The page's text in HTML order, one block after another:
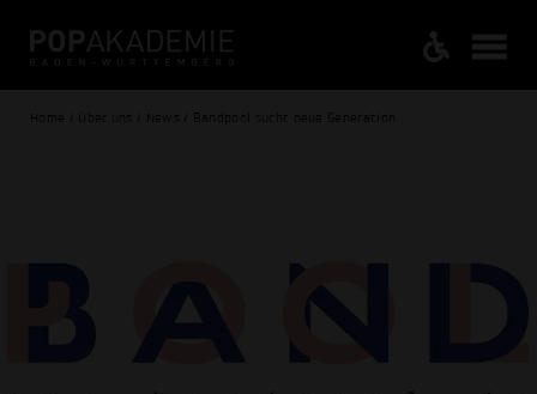
Home / Über uns / News / Bandpool sucht neue Generation